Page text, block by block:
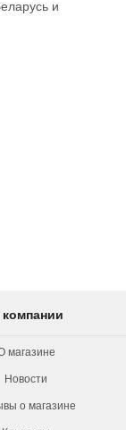
и
магазине
Новости
о магазине